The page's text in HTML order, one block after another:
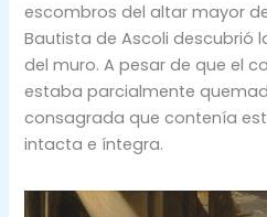
escombros del altar mayor
Bautista de Ascoli descubrió
del muro. A pesar de que el
estaba parcialmente
consagrada que contenía
intacta e íntegra.